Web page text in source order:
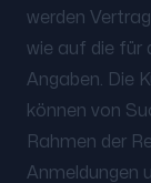
werden
wie auf die für
Angaben. Die
können von
Rahmen der
Anmeldungen